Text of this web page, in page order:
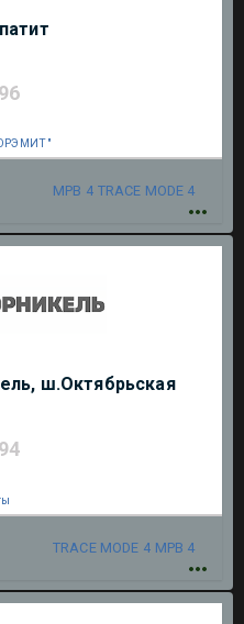
МРВ 4 TRACE MODE 4
ш.Октябрьская
TRACE MODE 4 МРВ 4